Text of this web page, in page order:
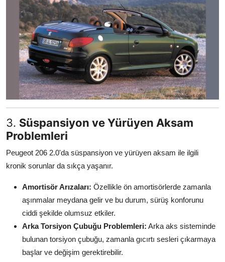
3. Süspansiyon ve Yürüyen Aksam
Problemleri
Peugeot 206 2.0'da süspansiyon ve yürüyen aksam ile ilgili
kronik sorunlar da sıkça yaşanır.
Amortisör Arızaları: Özellikle ön amortisörlerde zamanla
aşınmalar meydana gelir ve bu durum, sürüş konforunu
ciddi şekilde olumsuz etkiler.
Arka Torsiyon Çubuğu Problemleri: Arka aks sisteminde
bulunan torsiyon çubuğu, zamanla gıcırtı sesleri çıkarmaya
başlar ve değişim gerektirebilir.